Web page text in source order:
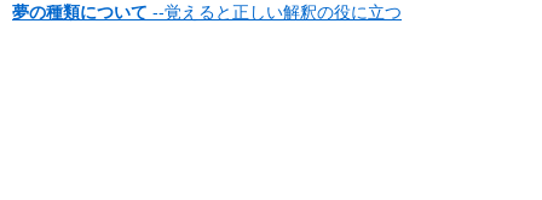
夢の種類について --覚えると正しい解釈の役に立つ